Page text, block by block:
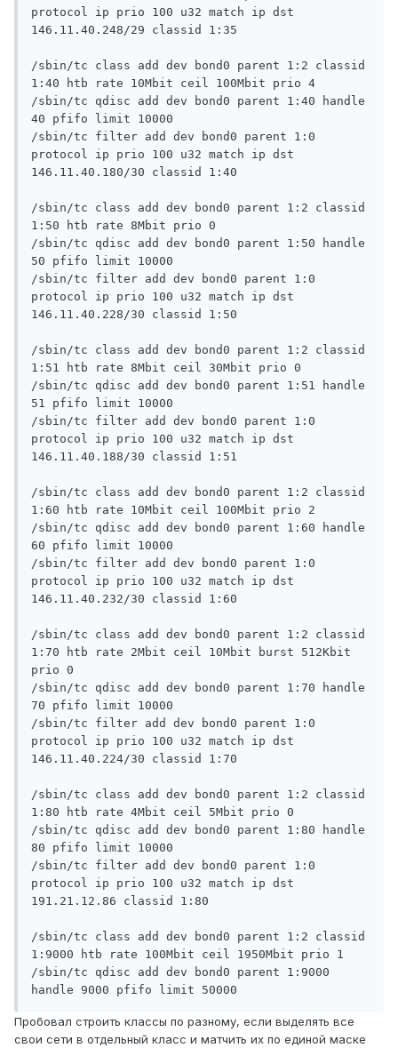
protocol ip prio 100 u32 match ip dst
146.11.40.248/29 classid 1:35
/sbin/tc class add dev bond0 parent 1:2 classid
1:40 htb rate 10Mbit ceil 100Mbit prio 4
/sbin/tc qdisc add dev bond0 parent 1:40 handle
40 pfifo limit 10000
/sbin/tc filter add dev bond0 parent 1:0
protocol ip prio 100 u32 match ip dst
146.11.40.180/30 classid 1:40
/sbin/tc class add dev bond0 parent 1:2 classid
1:50 htb rate 8Mbit prio 0
/sbin/tc qdisc add dev bond0 parent 1:50 handle
50 pfifo limit 10000
/sbin/tc filter add dev bond0 parent 1:0
protocol ip prio 100 u32 match ip dst
146.11.40.228/30 classid 1:50
/sbin/tc class add dev bond0 parent 1:2 classid
1:51 htb rate 8Mbit ceil 30Mbit prio 0
/sbin/tc qdisc add dev bond0 parent 1:51 handle
51 pfifo limit 10000
/sbin/tc filter add dev bond0 parent 1:0
protocol ip prio 100 u32 match ip dst
146.11.40.188/30 classid 1:51
/sbin/tc class add dev bond0 parent 1:2 classid
1:60 htb rate 10Mbit ceil 100Mbit prio 2
/sbin/tc qdisc add dev bond0 parent 1:60 handle
60 pfifo limit 10000
/sbin/tc filter add dev bond0 parent 1:0
protocol ip prio 100 u32 match ip dst
146.11.40.232/30 classid 1:60
/sbin/tc class add dev bond0 parent 1:2 classid
1:70 htb rate 2Mbit ceil 10Mbit burst 512Kbit
prio 0
/sbin/tc qdisc add dev bond0 parent 1:70 handle
70 pfifo limit 10000
/sbin/tc filter add dev bond0 parent 1:0
protocol ip prio 100 u32 match ip dst
146.11.40.224/30 classid 1:70
/sbin/tc class add dev bond0 parent 1:2 classid
1:80 htb rate 4Mbit ceil 5Mbit prio 0
/sbin/tc qdisc add dev bond0 parent 1:80 handle
80 pfifo limit 10000
/sbin/tc filter add dev bond0 parent 1:0
protocol ip prio 100 u32 match ip dst
191.21.12.86 classid 1:80
/sbin/tc class add dev bond0 parent 1:2 classid
1:9000 htb rate 100Mbit ceil 1950Mbit prio 1
/sbin/tc qdisc add dev bond0 parent 1:9000
Пробовал строить классы по разному, если выделять все
свои сети в отдельный класс и матчить их по единой маске